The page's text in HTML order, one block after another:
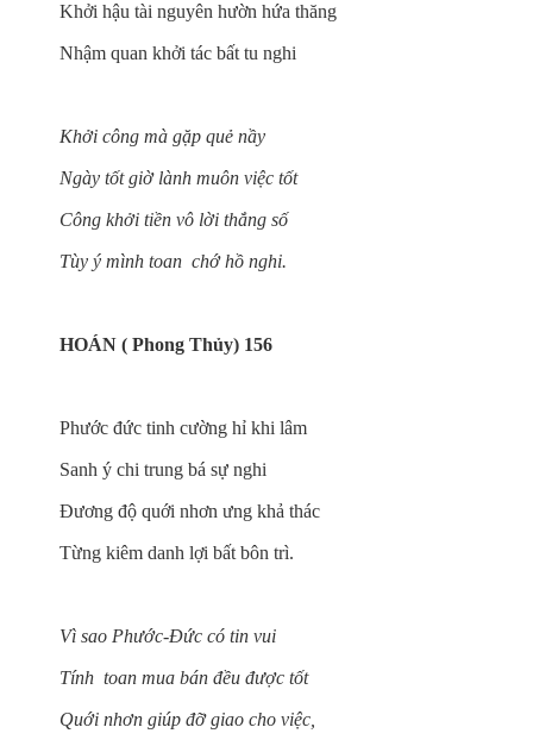
Khởi hậu tài nguyên hườn hứa thăng
Nhậm quan khởi tác bất tu nghi
Khởi công mà gặp quẻ nầy
Ngày tốt giờ lành muôn việc tốt
Công khởi tiền vô lời thắng số
Tùy ý mình toan chớ hồ nghi.
HOÁN ( Phong Thủy) 156
Phước đức tinh cường hỉ khi lâm
Sanh ý chi trung bá sự nghi
Đương độ quới nhơn ưng khả thác
Từng kiêm danh lợi bất bôn trì.
Vì sao Phước-Đức có tin vui
Tính toan mua bán đều được tốt
Quới nhơn giúp đỡ giao cho việc,